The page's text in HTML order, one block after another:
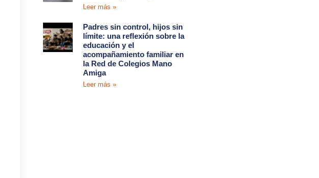
Leer más »
Padres sin control, hijos sin
límite: una reflexión sobre la
educación y el
acompañamiento familiar en
la Red de Colegios Mano
Amiga
Leer más »